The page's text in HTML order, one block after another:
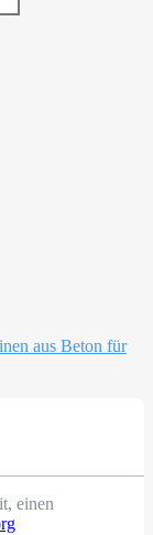
aus Beton für
einen